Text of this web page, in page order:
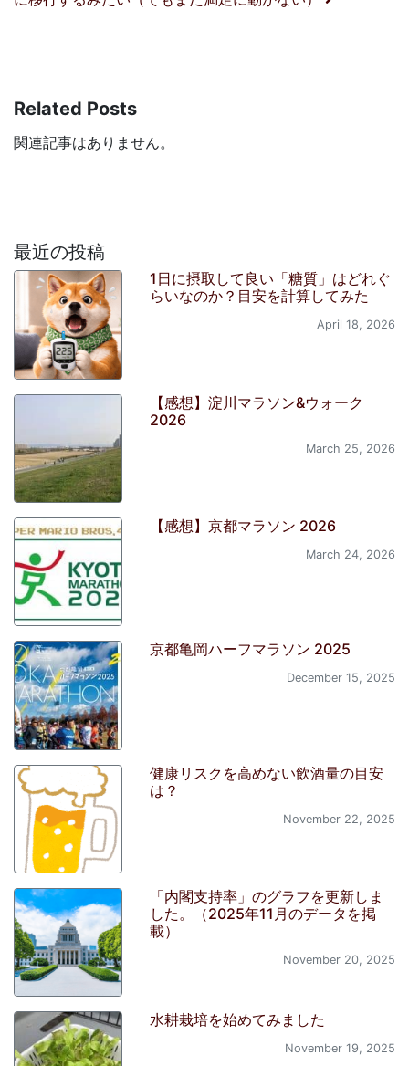
Related Posts
関連記事はありません。
最近の投稿
1日に摂取して良い「糖質」はどれぐ
らいなのか？目安を計算してみた
April 18, 2026
【感想】淀川マラソン&ウォーク
2026
March 25, 2026
【感想】京都マラソン 2026
March 24, 2026
京都亀岡ハーフマラソン 2025
December 15, 2025
健康リスクを高めない飲酒量の目安
は？
November 22, 2025
「内閣支持率」のグラフを更新しま
した。（2025年11月のデータを掲
載）
November 20, 2025
水耕栽培を始めてみました
November 19, 2025